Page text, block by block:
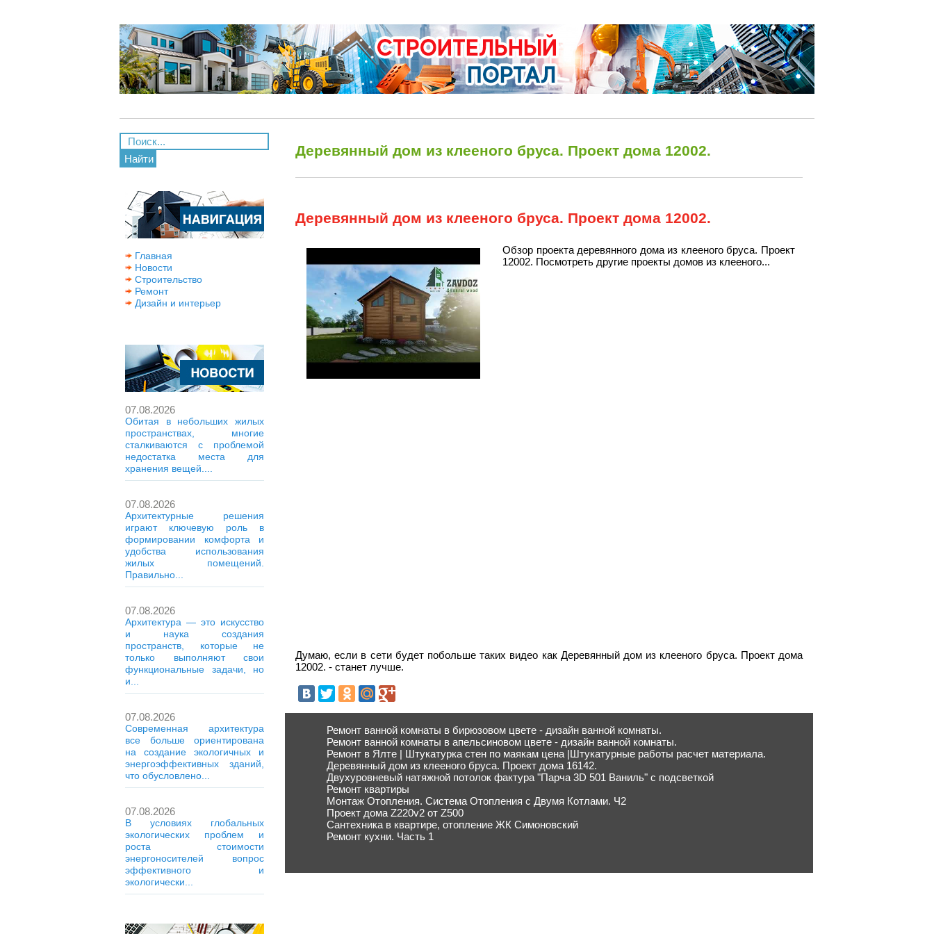
Найти
Главная
Новости
Строительство
Ремонт
Дизайн и интерьер
07.08.2026
Обитая в небольших жилых
пространствах, многие
сталкиваются с проблемой
недостатка места для
хранения вещей....
07.08.2026
Архитектурные решения
играют ключевую роль в
формировании комфорта и
удобства использования
жилых помещений.
Правильно...
07.08.2026
Архитектура — это искусство
и наука создания
пространств, которые не
только выполняют свои
функциональные задачи, но
и...
07.08.2026
Современная архитектура
все больше ориентирована
на создание экологичных и
энергоэффективных зданий,
что обусловлено...
07.08.2026
В условиях глобальных
экологических проблем и
роста стоимости
энергоносителей вопрос
эффективного и
экологически...
Деревянный дом из клееного бруса. Проект дома 12002.
Деревянный дом из клееного бруса. Проект дома 12002.
Обзор проекта деревянного дома из клееного бруса. Проект
12002. Посмотреть другие проекты домов из клееного...
Думаю, если в сети будет побольше таких видео как Деревянный дом из клееного бруса. Проект дома
12002. - станет лучше.
Ремонт ванной комнаты в бирюзовом цвете - дизайн ванной комнаты.
Ремонт ванной комнаты в апельсиновом цвете - дизайн ванной комнаты.
Ремонт в Ялте | Штукатурка стен по маякам цена |Штукатурные работы расчет материала.
Деревянный дом из клееного бруса. Проект дома 16142.
Двухуровневый натяжной потолок фактура "Парча 3D 501 Ваниль" с подсветкой
Ремонт квартиры
Монтаж Отопления. Система Отопления с Двумя Котлами. Ч2
Проект дома Z220v2 от Z500
Сантехника в квартире, отопление ЖК Симоновский
Ремонт кухни. Часть 1